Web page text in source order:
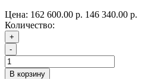
Цена: 162 600.00 р. 146 340.00 р.
Количество:
+
-
В корзину